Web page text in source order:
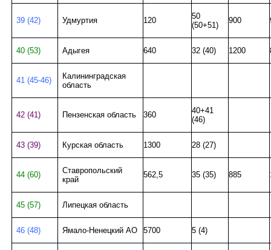
39 (42) Удмуртия 120
50
(50+51)
900
40 (53) Адыгея 640 32 (40) 1200
41 (45-46)
Калининградская
область
42 (41) Пензенская область 360
40+41
(46)
43 (39) Курская область 1300 28 (27)
44 (60)
Ставропольский
край
562,5 35 (35) 885
45 (57) Липецкая область
46 (48) Ямало-Ненецкий АО 5700 5 (4)